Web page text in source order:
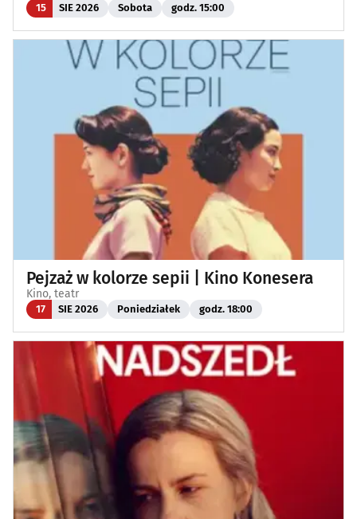
15 SIE 2026 Sobota godz. 15:00
Pejzaż w kolorze sepii | Kino Konesera
Kino, teatr
17 SIE 2026 Poniedziałek godz. 18:00